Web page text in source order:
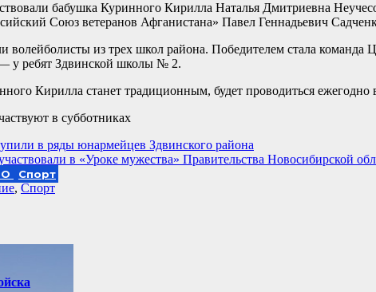
бабушка Куринного Кирилла Наталья Дмитриевна
Союз ветеранов Афганистана» Павел Геннадьевич
волейболисты из трех школ района. Победителем стала команда
— у ребят Здвинской школы № 2.
Кирилла станет традиционным, будет проводиться ежегодно
в субботниках
в ряды юнармейцев Здвинского района
в «Уроке мужества» Правительства Новосибирской
Спорт
, Спорт